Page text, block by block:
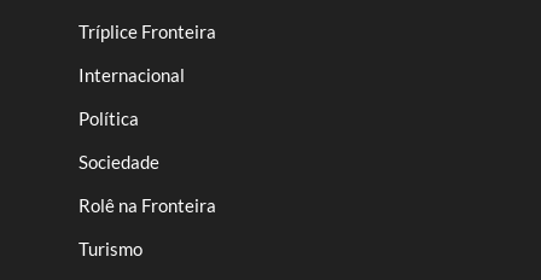
Tríplice Fronteira
Internacional
Política
Sociedade
Rolê na Fronteira
Turismo